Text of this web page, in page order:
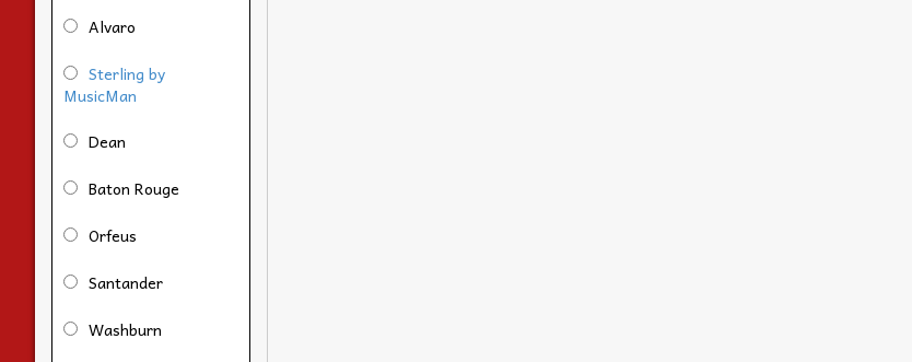
Alvaro
Sterling by
MusicMan
Dean
Baton Rouge
Orfeus
Santander
Washburn